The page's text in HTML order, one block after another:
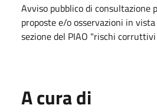
Avviso pubblico di consultazione
proposte e/o osservazioni in
sezione del PIAO "rischi
A cura di